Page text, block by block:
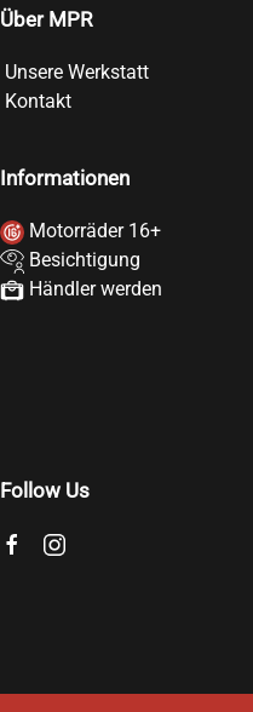
Über MPR
Unsere Werkstatt
Kontakt
Informationen
Motorräder 16+
Besichtigung
Händler werden
Follow Us